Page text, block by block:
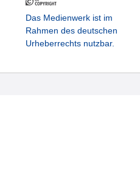
Das Medienwerk ist im
Rahmen des deutschen
Urheberrechts nutzbar.